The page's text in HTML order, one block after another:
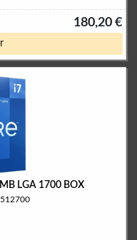
180,20 €
LGA 1700 BOX